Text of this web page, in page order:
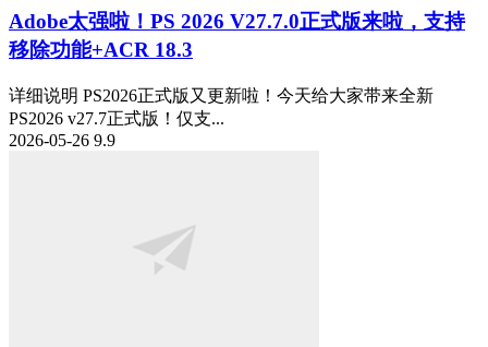
Adobe太强啦！PS 2026 V27.7.0正式版来啦，支持
移除功能+ACR 18.3
详细说明 PS2026正式版又更新啦！今天给大家带来全新
PS2026 v27.7正式版！仅支...
2026-05-26 9.9